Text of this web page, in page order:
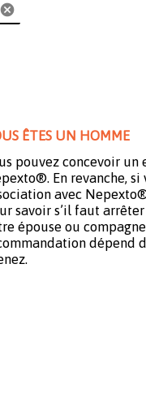
cancel
ÊTES UN HOMME
pouvez concevoir
En revanche,
avec
savoir s’il faut
épouse ou
dépend